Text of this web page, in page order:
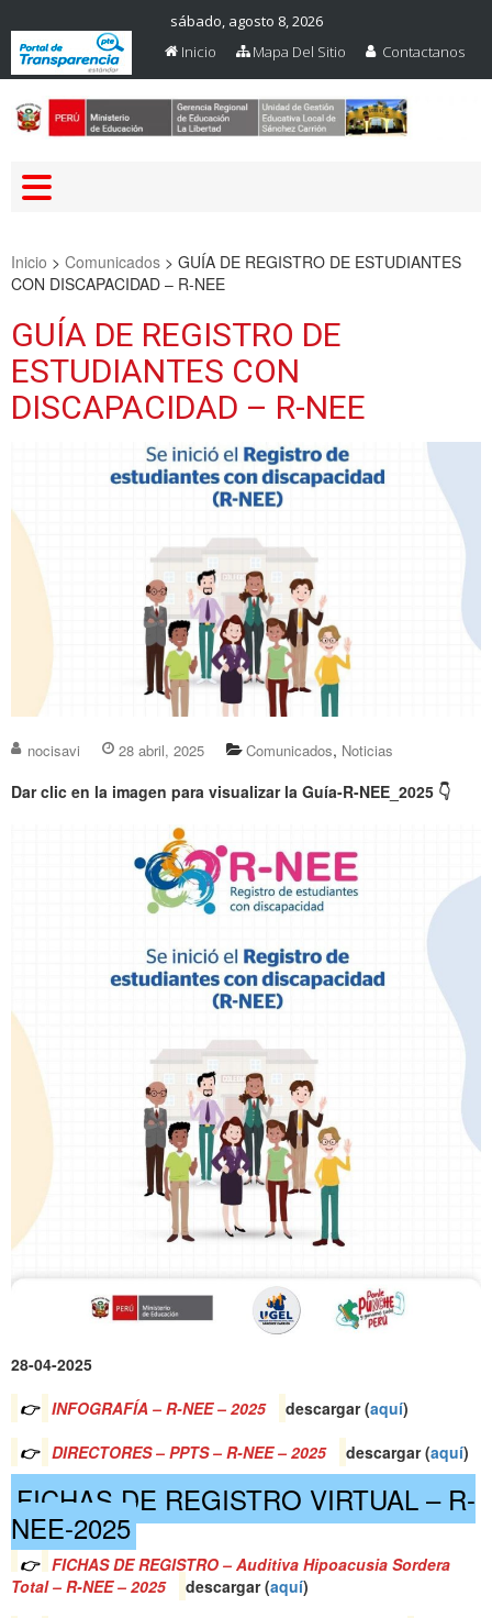
sábado, agosto 8, 2026
Inicio
Mapa Del Sitio Contactanos
Inicio > Comunicados > GUÍA DE REGISTRO DE ESTUDIANTES
CON DISCAPACIDAD – R-NEE
GUÍA DE REGISTRO DE
ESTUDIANTES CON
DISCAPACIDAD – R-NEE
nocisavi 28 abril, 2025 Comunicados, Noticias
Dar clic en la imagen para visualizar la Guía-R-NEE_2025 👇
28-04-2025
👉 INFOGRAFÍA – R-NEE – 2025 descargar (aquí)
👉 DIRECTORES – PPTS – R-NEE – 2025 descargar (aquí)
FICHAS DE REGISTRO VIRTUAL – R-
NEE-2025
👉 FICHAS DE REGISTRO – Auditiva Hipoacusia Sordera
Total – R-NEE – 2025
descargar (aquí)